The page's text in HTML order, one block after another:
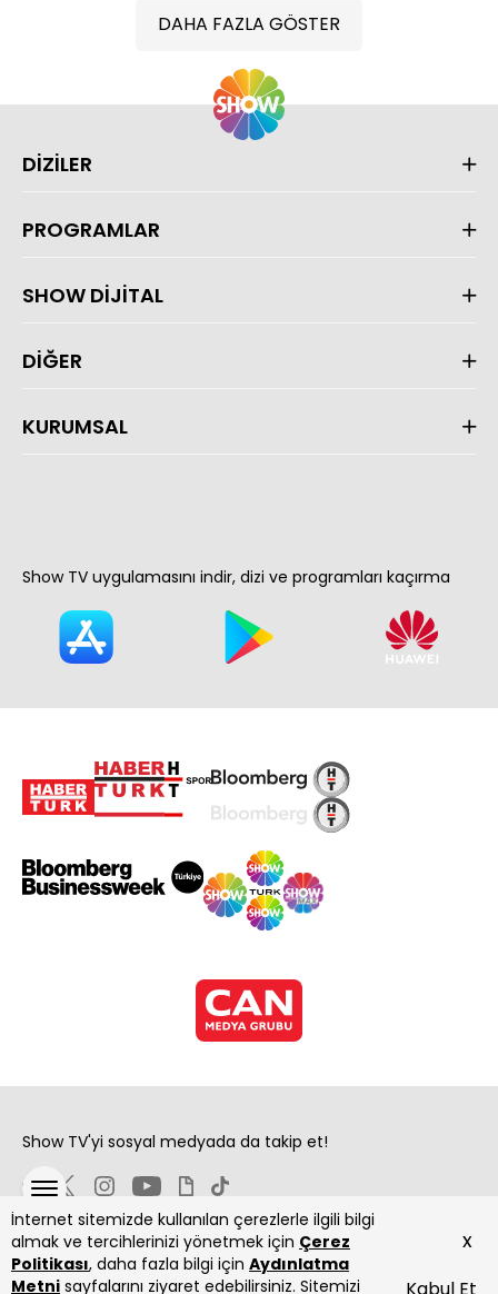
DAHA FAZLA GÖSTER
İnternet sitemizde kullanılan çerezlerle ilgili bilgi
almak ve tercihlerinizi yönetmek için Çerez
Politikası, daha fazla bilgi için Aydınlatma
Metni sayfalarını ziyaret edebilirsiniz. Sitemizi
x
DİZİLER
PROGRAMLAR
SHOW DİJİTAL
DİĞER
KURUMSAL
Show TV uygulamasını indir, dizi ve programları kaçırma
Show TV'yi sosyal medyada da takip et!